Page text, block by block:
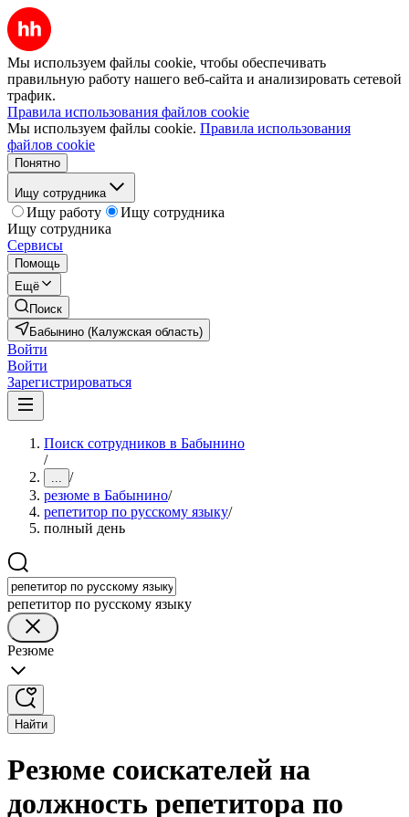
Мы используем файлы cookie, чтобы обеспечивать
правильную работу нашего веб-сайта и анализировать сетевой
трафик.
Правила использования файлов cookie
Мы используем файлы cookie. Правила использования
файлов cookie
Понятно
Ищу сотрудника
Ищу работу
Ищу сотрудника
Ищу сотрудника
Сервисы
Помощь
Ещё
Поиск
Бабынино (Калужская область)
Войти
Войти
Зарегистрироваться
Поиск сотрудников в Бабынино
/
... /
резюме в Бабынино/
репетитор по русскому языку/
полный день
репетитор по русскому языку
Резюме
Найти
Резюме соискателей на
должность репетитора по